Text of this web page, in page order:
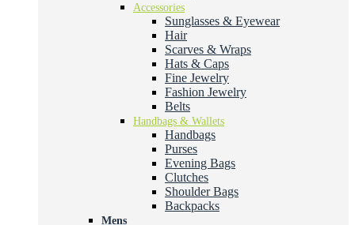
Accessories
Sunglasses & Eyewear
Hair
Scarves & Wraps
Hats & Caps
Fine Jewelry
Fashion Jewelry
Belts
Handbags & Wallets
Handbags
Purses
Evening Bags
Clutches
Shoulder Bags
Backpacks
Mens